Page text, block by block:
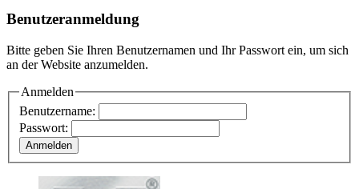
Benutzeranmeldung
Bitte geben Sie Ihren Benutzernamen und Ihr Passwort ein, um sich
an der Website anzumelden.
Anmelden
Benutzername:
Passwort: